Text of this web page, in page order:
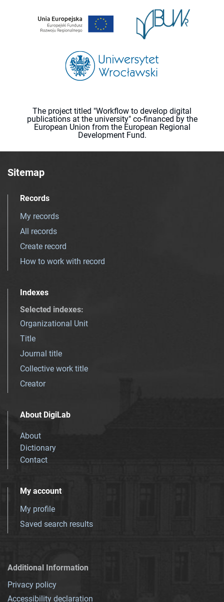
The project titled "Workflow to develop digital
publications at the university" co-financed by the
European Union from the European Regional
Development Fund.
Sitemap
Records
My records
All records
Create record
How to work with record
Indexes
Selected indexes:
Organizational Unit
Title
Journal title
Collective work title
Creator
About DigiLab
About
Dictionary
Contact
My account
My profile
Saved search results
Additional Information
Privacy policy
Accessibility declaration